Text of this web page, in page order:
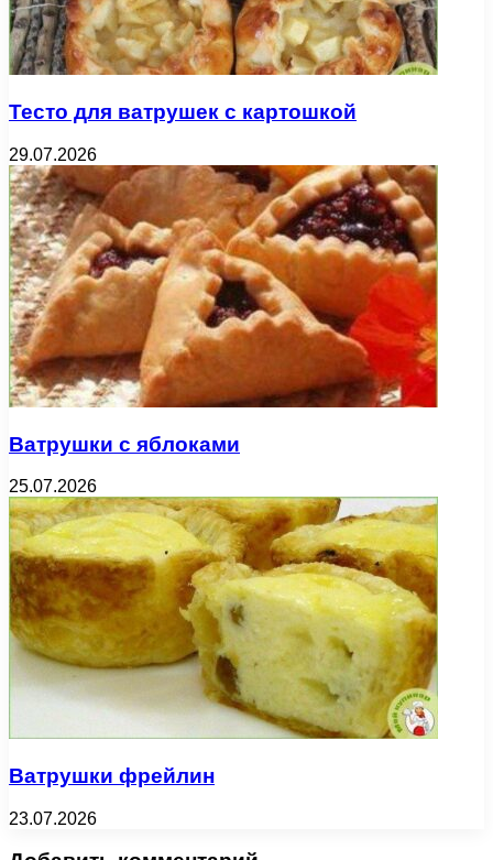
Тесто для ватрушек с картошкой
29.07.2026
Ватрушки с яблоками
25.07.2026
Ватрушки фрейлин
23.07.2026